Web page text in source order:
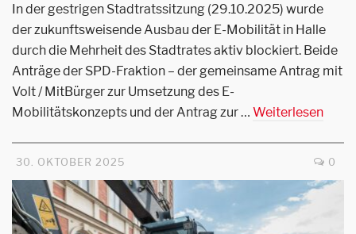
In der gestrigen Stadtratssitzung (29.10.2025) wurde
der zukunftsweisende Ausbau der E-Mobilität in Halle
durch die Mehrheit des Stadtrates aktiv blockiert. Beide
Anträge der SPD-Fraktion – der gemeinsame Antrag mit
Volt / MitBürger zur Umsetzung des E-
Mobilitätskonzepts und der Antrag zur … Weiterlesen
30. OKTOBER 2025 0